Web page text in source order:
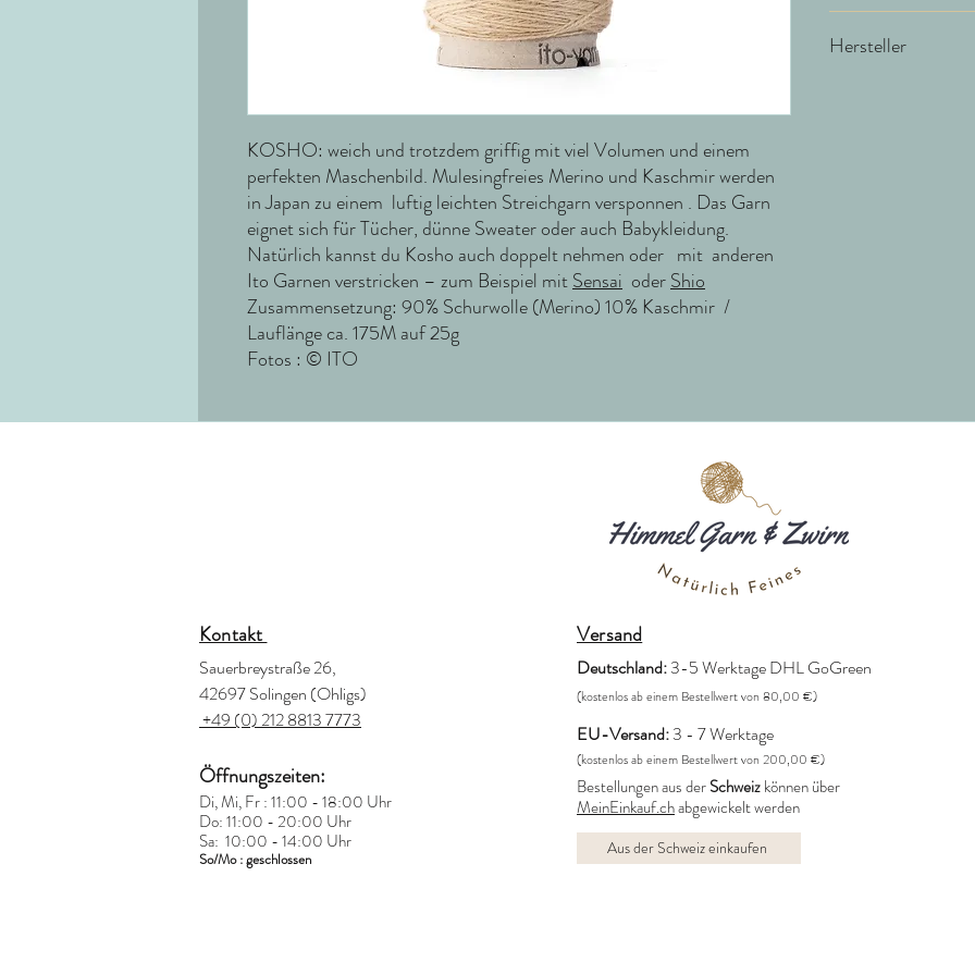
KOSHO: weich und trotzdem griffig mit viel Volumen und einem
perfekten Maschenbild. Mulesingfreies Merino und Kaschmir werden
in Japan zu einem luftig leichten Streichgarn versponnen . Das Garn
eignet sich für Tücher, dünne Sweater oder auch Babykleidung.
Natürlich kannst du Kosho auch doppelt nehmen oder mit anderen
Ito Garnen verstricken – zum Beispiel mitSensai oderShio
Zusammensetzung: 90% Schurwolle (Merino) 10% Kaschmir /
Lauflänge ca. 175M auf 25g
Fotos : © ITO
Hersteller
Kontakt
Sauerbreystraße 26,
42697 Solingen (Ohligs)
+49 (0) 212 8813 7773
Öffnungszeiten:
Di, Mi, Fr : 11:00 - 18:00 Uhr
Do: 11:00 - 20:00 Uhr
Sa: 10:00 - 14:00 Uhr
So/Mo : geschlossen
Versand
Deutschland:3-5 Werktage DHL GoGreen
(kostenlos ab einem Bestellwert von 80,00 €)
EU-Versand:3 - 7 Werktage
(kostenlos ab einem Bestellwert von 200,00 €)
Bestellungen aus derSchweizkönnen über
MeinEinkauf.chabgewickelt werden
Aus der Schweiz einkaufen